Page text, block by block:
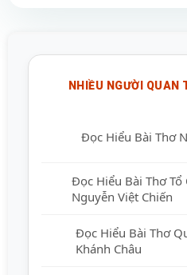
NHIỀU NGƯỜI QUAN
Đọc Hiểu Bài Thơ
Đọc Hiểu Bài Thơ
Của Nguyễn Việt
Đọc Hiểu Bài Thơ
Khánh Châu